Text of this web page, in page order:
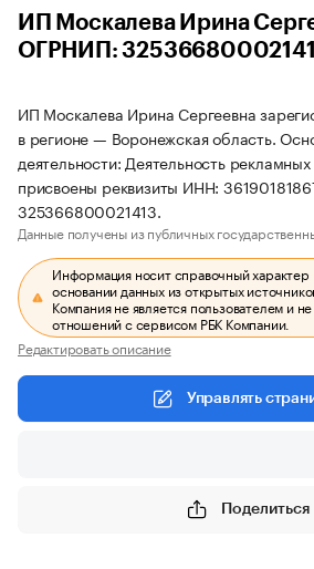
ИП Москалева Ирина
ОГРНИП:
ИП Москалева Ирина Сергеевна
в регионе — Воронежская область.
деятельности: Деятельность
присвоены реквизиты ИНН:
325366800021413.
Данные получены из публичных
Информация носит справочный характер
основании данных из открытых
Компания не является пользователем и
отношений с сервисом РБК Компании.
Редактировать описание
Управлять
Поделиться